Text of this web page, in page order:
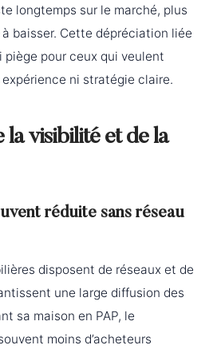
longtemps sur le marché, plus
baisser. Cette dépréciation liée
piège pour ceux qui veulent
expérience ni stratégie claire.
la visibilité et de la
réduite sans réseau
disposent de réseaux et de
une large diffusion des
sa maison en PAP, le
moins d’acheteurs